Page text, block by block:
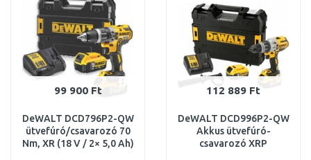
99 900 Ft
DeWALT DCD796P2-QW
ütvefúró/csavarozó 70
Nm, XR (18 V / 2× 5,0 Ah)
112 889 Ft
DeWALT DCD996P2-QW
Akkus ütvefúró-
csavarozó XRP